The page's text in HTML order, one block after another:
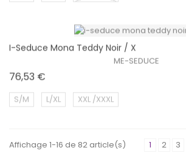
EXCLUSIVITÉ WEB !
I-Seduce Mona Teddy Noir / X
ME-SEDUCE
76,53 €
S/M L/XL XXL /XXXL
Affichage 1-16 de 82 article(s) 1 2 3